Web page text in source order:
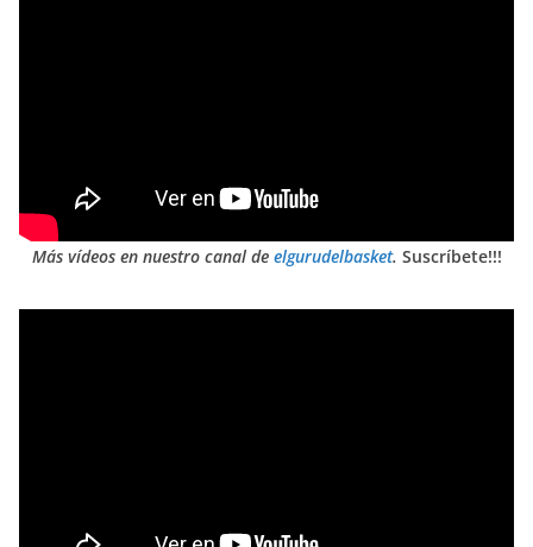
Más vídeos en nuestro canal de elgurudelbasket. Suscríbete!!!